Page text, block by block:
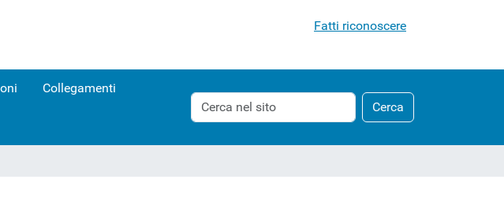
Fatti riconoscere
Collegamenti
Cerca
nel
Cerca
Ricerca
avanzata…